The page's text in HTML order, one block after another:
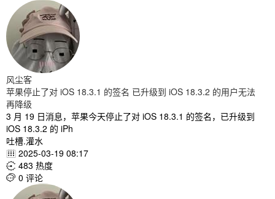
风尘客
苹果停止了对 iOS 18.3.1 的签名 已升级到 iOS 18.3.2 的用户无法
再降级
3 月 19 日消息，苹果今天停止了对 iOS 18.3.1 的签名，已升级到
iOS 18.3.2 的 iPh
吐槽.灌水
 2025-03-19 08:17
 483 热度
 0 评论